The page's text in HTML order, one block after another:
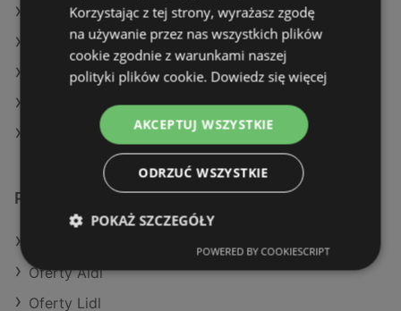
Aktualne gazetki Gram Market
Aktualne gazetki Carrefour
Aktualne gazetki POLOmarket
Aktualne gazetki Netto
Sklepy Eurocash w Kamień Pomorski
Podobne sklepy detaliczne
Oferty Aldi
Oferty Lidl
Korzystając z tej strony, wyrażasz zgodę
na używanie przez nas wszystkich plików
cookie zgodnie z warunkami naszej
polityki plików cookie. Dowiedz się więcej
AKCEPTUJ WSZYSTKIE
ODRZUĆ WSZYSTKIE
POKAŻ SZCZEGÓŁY
POWERED BY COOKIESCRIPT